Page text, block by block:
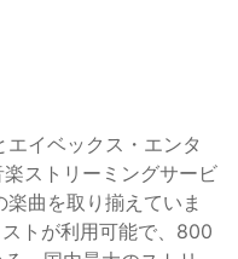
イベックス・エンタ
ストリーミングサービ
曲を取り揃えていま
トが利用可能で、800